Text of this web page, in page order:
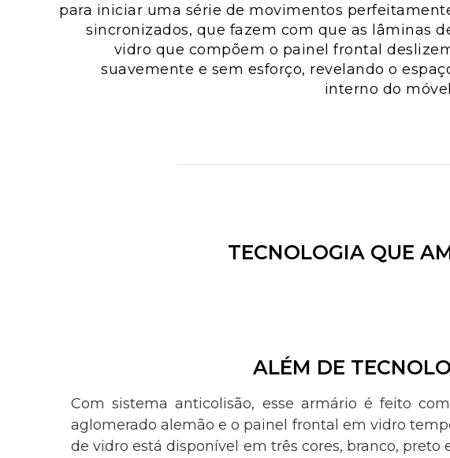
para iniciar uma série de movimentos
sincronizados, que fazem com que as lâminas
vidro que compõem o painel frontal
suavemente e sem esforço, revelando o
interno do
TECNOLOGIA QUE
ALÉM DE
Com sistema anticolisão, esse armário é feito
aglomerado alemão e o painel frontal em vidro
de vidro está disponível em três cores, branco,